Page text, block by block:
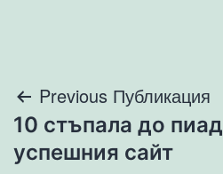
Навигация
Previous Публикация
10 стъпала до
успешния сайт